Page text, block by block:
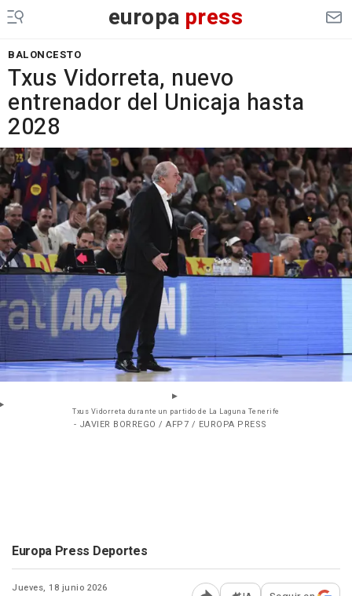
europa press
BALONCESTO
Txus Vidorreta, nuevo
entrenador del Unicaja hasta
2028
Txus Vidorreta durante un partido de La Laguna Tenerife
- JAVIER BORREGO / AFP7 / EUROPA PRESS
Europa Press Deportes
Jueves, 18 junio 2026